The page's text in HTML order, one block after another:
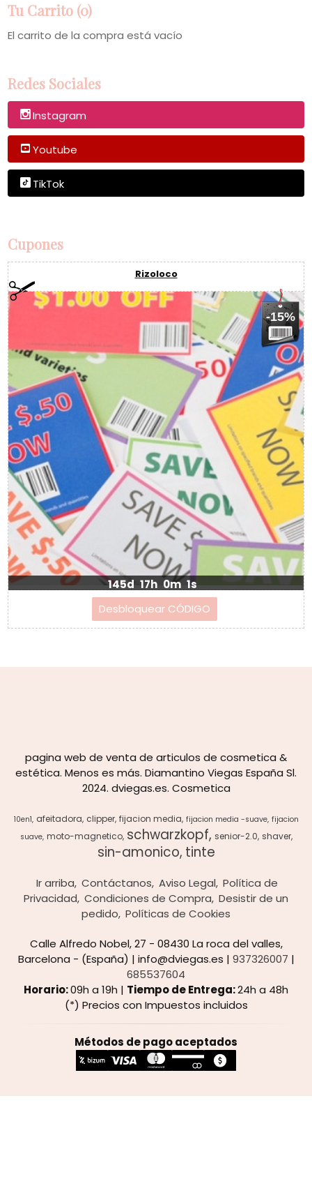
Tu Carrito (0)
El carrito de la compra está vacío
Redes Sociales
Instagram
Youtube
TikTok
Cupones
Rizoloco
-15%
145d 17h 0m 1s
pagina web de venta de articulos de cosmetica &
estética. Menos es más. Diamantino Viegas España Sl.
2024. dviegas.es. Cosmetica
10en1 afeitadora clipper fijacion media fijacion media -suave fijacion
suave moto-magnetico schwarzkopf senior-2.0 shaver
sin-amonico tinte
Ir arriba Contáctanos Aviso Legal Política de
Privacidad Condiciones de Compra Desistir de un
pedido Políticas de Cookies
Calle Alfredo Nobel, 27 - 08430 La roca del valles,
Barcelona - (España) | info@dviegas.es | 937326007 |
685537604
Horario:09h a 19h | Tiempo de Entrega:24h a 48h
(*) Precios con Impuestos incluidos
Métodos de pago aceptados